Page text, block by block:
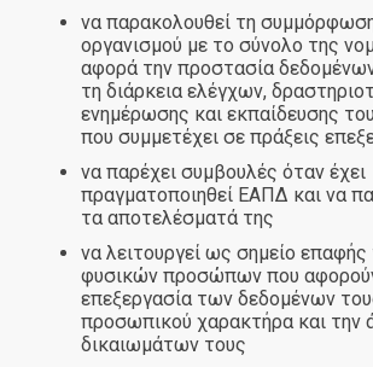
να παρακολουθεί τη
οργανισμού με το σύνολο της
αφορά την προστασία
τη διάρκεια ελέγχων,
ενημέρωσης και εκπαίδευσης
που συμμετέχει σε πράξεις
να παρέχει συμβουλές όταν έχει
πραγματοποιηθεί ΕΑΠΔ και να
τα αποτελέσματά της
να λειτουργεί ως σημείο επαφής
φυσικών προσώπων που
επεξεργασία των δεδομένων
προσωπικού χαρακτήρα και την
δικαιωμάτων τους